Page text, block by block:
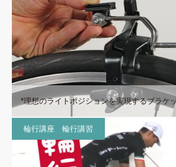
*理想のライトポジションを実現するブラケ
輪行講座 輪行講習